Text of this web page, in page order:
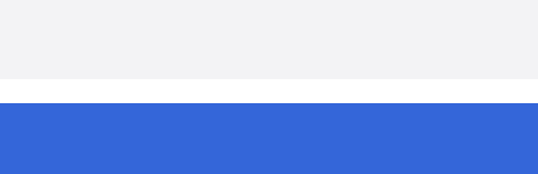
상을 그 저자 자신의 언어로 표현해야 하다는 번역가로서의 의무를